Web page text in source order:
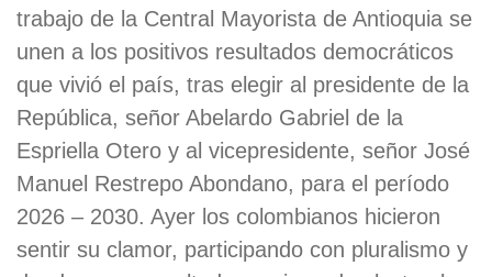
trabajo de la Central Mayorista de Antioquia se
unen a los positivos resultados democráticos
que vivió el país, tras elegir al presidente de la
República, señor Abelardo Gabriel de la
Espriella Otero y al vicepresidente, señor José
Manuel Restrepo Abondano, para el período
2026 – 2030. Ayer los colombianos hicieron
sentir su clamor, participando con pluralismo y